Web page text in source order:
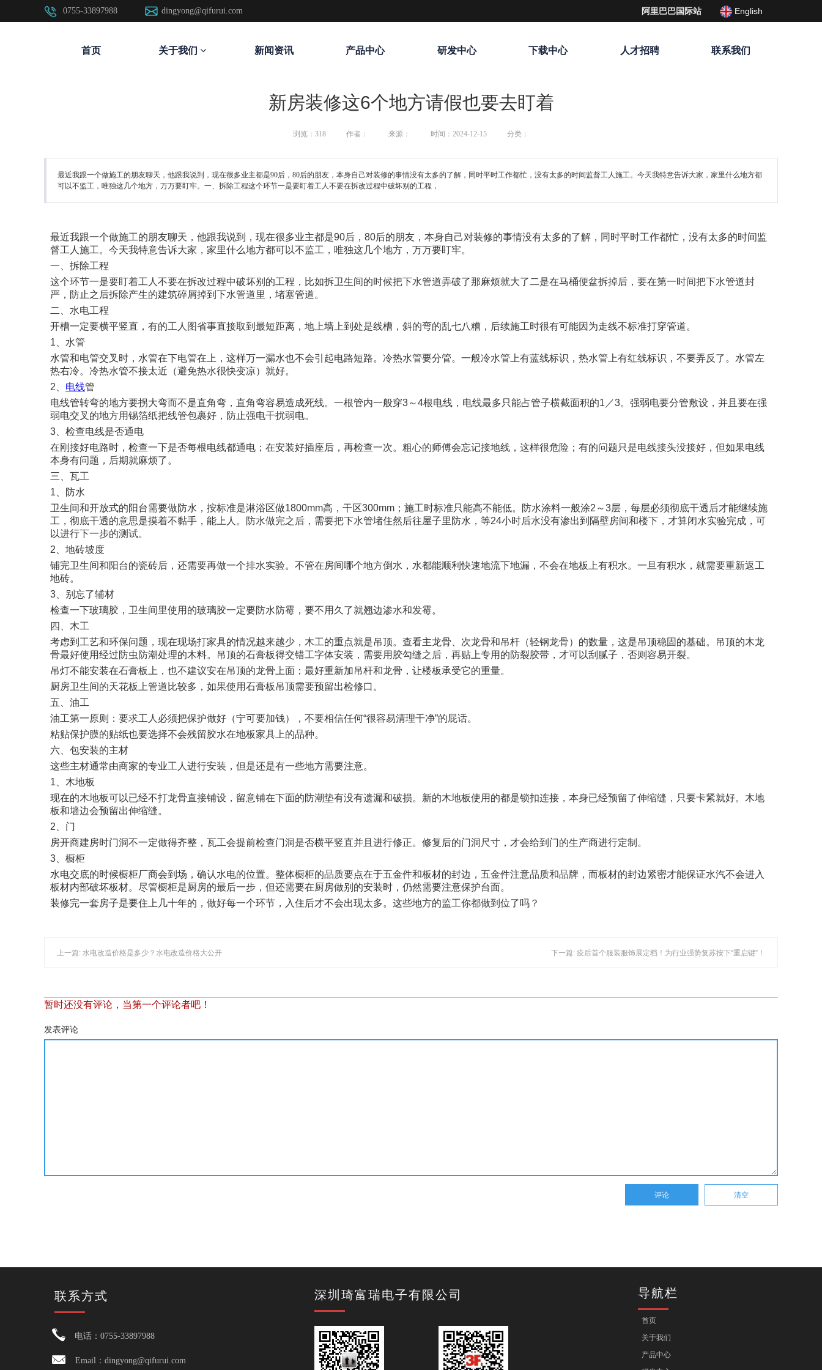
首页 关于我们 新闻资讯 产品中心 研发中心 下载中心 人才招聘 联系我们
English
阿里巴巴国际站
0755-33897988 dingyong@qifurui.com
新房装修这6个地方请假也要去盯着
浏览： 318 作者： 来源： 时间：2024-12-15 分类：
最近我跟一个做施工的朋友聊天，他跟我说到，现在很多业主都是90后，80后的朋友，本身自己对装修的事情没有太多的了解，同时平时工作都忙，没有太多的时间监督工人施工。今天我特意告诉大家，家里什么地方都
可以不监工，唯独这几个地方，万万要盯牢。一、拆除工程这个环节一是要盯着工人不要在拆改过程中破坏别的工程，
最近我跟一个做施工的朋友聊天，他跟我说到，现在很多业主都是90后，80后的朋友，本身自己对装修的事情没有太多的了解，同时平时工作都忙，没有太多的时间监
督工人施工。今天我特意告诉大家，家里什么地方都可以不监工，唯独这几个地方，万万要盯牢。
一、拆除工程
这个环节一是要盯着工人不要在拆改过程中破坏别的工程，比如拆卫生间的时候把下水管道弄破了那麻烦就大了二是在马桶便盆拆掉后，要在第一时间把下水管道封
严，防止之后拆除产生的建筑碎屑掉到下水管道里，堵塞管道。
二、水电工程
开槽一定要横平竖直，有的工人图省事直接取到最短距离，地上墙上到处是线槽，斜的弯的乱七八糟，后续施工时很有可能因为走线不标准打穿管道。
1、水管
水管和电管交叉时，水管在下电管在上，这样万一漏水也不会引起电路短路。冷热水管要分管。一般冷水管上有蓝线标识，热水管上有红线标识，不要弄反了。水管左
热右冷。冷热水管不接太近（避免热水很快变凉）就好。
2、 电线管
电线管转弯的地方要拐大弯而不是直角弯，直角弯容易造成死线。一根管内一般穿3～4根电线，电线最多只能占管子横截面积的1／3。强弱电要分管敷设，并且要在强
弱电交叉的地方用锡箔纸把线管包裹好，防止强电干扰弱电。
3、检查电线是否通电
在刚接好电路时，检查一下是否每根电线都通电；在安装好插座后，再检查一次。粗心的师傅会忘记接地线，这样很危险；有的问题只是电线接头没接好，但如果电线
本身有问题，后期就麻烦了。
三、瓦工
1、防水
卫生间和开放式的阳台需要做防水，按标准是淋浴区做1800mm高，干区300mm；施工时标准只能高不能低。防水涂料一般涂2～3层，每层必须彻底干透后才能继续施
工，彻底干透的意思是摸着不黏手，能上人。防水做完之后，需要把下水管堵住然后往屋子里防水，等24小时后水没有渗出到隔壁房间和楼下，才算闭水实验完成，可
以进行下一步的测试。
2、地砖坡度
铺完卫生间和阳台的瓷砖后，还需要再做一个排水实验。不管在房间哪个地方倒水，水都能顺利快速地流下地漏，不会在地板上有积水。一旦有积水，就需要重新返工
地砖。
3、别忘了辅材
检查一下玻璃胶，卫生间里使用的玻璃胶一定要防水防霉，要不用久了就翘边渗水和发霉。
四、木工
考虑到工艺和环保问题，现在现场打家具的情况越来越少，木工的重点就是吊顶。查看主龙骨、次龙骨和吊杆（轻钢龙骨）的数量，这是吊顶稳固的基础。吊顶的木龙
骨最好使用经过防虫防潮处理的木料。吊顶的石膏板得交错工字体安装，需要用胶勾缝之后，再贴上专用的防裂胶带，才可以刮腻子，否则容易开裂。
吊灯不能安装在石膏板上，也不建议安在吊顶的龙骨上面；最好重新加吊杆和龙骨，让楼板承受它的重量。
厨房卫生间的天花板上管道比较多，如果使用石膏板吊顶需要预留出检修口。
五、油工
油工第一原则：要求工人必须把保护做好（宁可要加钱），不要相信任何“很容易清理干净”的屁话。
粘贴保护膜的贴纸也要选择不会残留胶水在地板家具上的品种。
六、包安装的主材
这些主材通常由商家的专业工人进行安装，但是还是有一些地方需要注意。
1、木地板
现在的木地板可以已经不打龙骨直接铺设，留意铺在下面的防潮垫有没有遗漏和破损。新的木地板使用的都是锁扣连接，本身已经预留了伸缩缝，只要卡紧就好。木地
板和墙边会预留出伸缩缝。
2、门
房开商建房时门洞不一定做得齐整，瓦工会提前检查门洞是否横平竖直并且进行修正。修复后的门洞尺寸，才会给到门的生产商进行定制。
3、橱柜
水电交底的时候橱柜厂商会到场，确认水电的位置。整体橱柜的品质要点在于五金件和板材的封边，五金件注意品质和品牌，而板材的封边紧密才能保证水汽不会进入
板材内部破坏板材。尽管橱柜是厨房的最后一步，但还需要在厨房做别的安装时，仍然需要注意保护台面。
装修完一套房子是要住上几十年的，做好每一个环节，入住后才不会出现太多。这些地方的监工你都做到位了吗？
上一篇: 水电改造价格是多少？水电改造价格大公开 下一篇: 疫后首个服装服饰展定档！为行业强势复苏按下“重启键”！
暂时还没有评论，当第一个评论者吧！
发表评论
电话：0755-33897988
Email：dingyong@qifurui.com
联系方式 深圳琦富瑞电子有限公司 导航栏
首页
关于我们
产品中心